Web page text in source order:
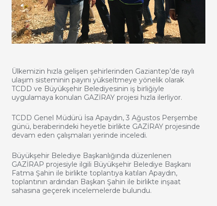
Ülkemizin hızla gelişen şehirlerinden Gaziantep’de raylı
ulaşım sisteminin payını yükseltmeye yönelik olarak
TCDD ve Büyükşehir Belediyesinin iş birliğiyle
uygulamaya konulan GAZİRAY projesi hızla ilerliyor.
TCDD Genel Müdürü İsa Apaydın, 3 Ağustos Perşembe
günü, beraberindeki heyetle birlikte GAZİRAY projesinde
devam eden çalışmaları yerinde inceledi.
Büyükşehir Belediye Başkanlığında düzenlenen
GAZİRAP projesiyle ilgili Büyükşehir Belediye Başkanı
Fatma Şahin ile birlikte toplantıya katılan Apaydın,
toplantının ardından Başkan Şahin ile birlikte inşaat
sahasına geçerek incelemelerde bulundu.